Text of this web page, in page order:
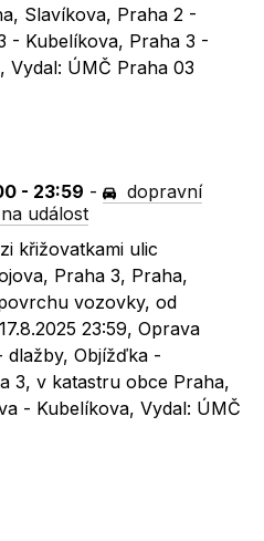
Slavíkova, Praha 2 -
- Kubelíkova, Praha 3 -
Vydal: ÚMČ Praha 03
- 23:59 -
dopravní
událost
křižovatkami ulic
Praha 3, Praha,
vozovky, od
23:59, Oprava
Objížďka -
3, v katastru obce Praha,
- Kubelíkova, Vydal: ÚMČ